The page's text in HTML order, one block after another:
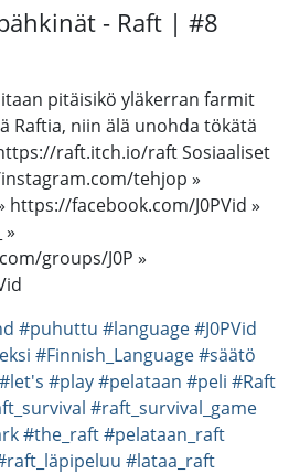
- Raft | #8
pitäisikö yläkerran farmit
Raftia, niin älä unohda tökätä
raft.itch.io/raft Sosiaaliset
tehjop »
facebook.com/J0PVid »
»
groups/J0P »
#puhuttu #language#J0PVid
#Finnish_Language#säätö
#let's #play#pelataan #peli #Raft
#raft_survival_game
#the_raft#pelataan_raft
#lataa_raft